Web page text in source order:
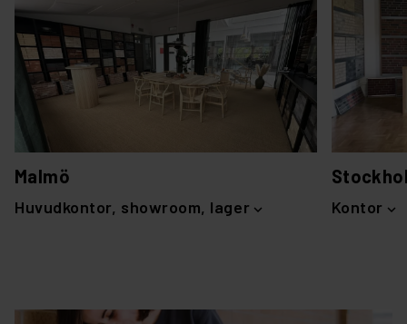
Malmö
Huvudkontor, showroom, lager Kontor